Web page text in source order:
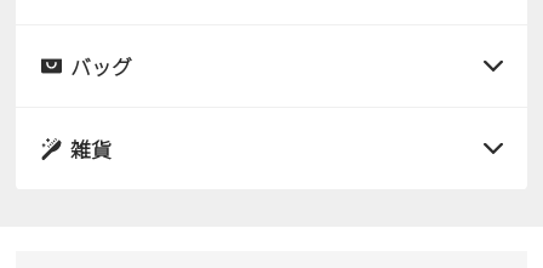
スニーカー
サンダル
サンダル
バッグ
雑貨